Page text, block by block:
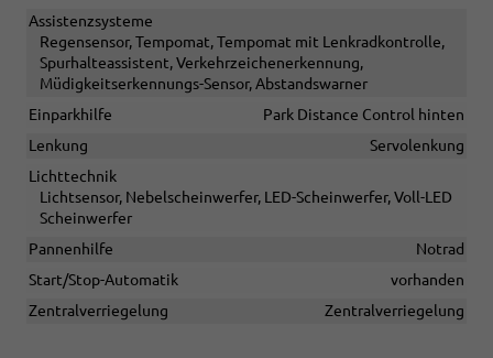
Assistenzsysteme
Regensensor, Tempomat, Tempomat mit Lenkradkontrolle,
Spurhalteassistent, Verkehrzeichenerkennung,
Müdigkeitserkennungs-Sensor, Abstandswarner
Einparkhilfe
Park Distance Control hinten
Lenkung
Servolenkung
Lichttechnik
Lichtsensor, Nebelscheinwerfer, LED-Scheinwerfer, Voll-LED
Scheinwerfer
Pannenhilfe
Notrad
Start/Stop-Automatik
vorhanden
Zentralverriegelung
Zentralverriegelung